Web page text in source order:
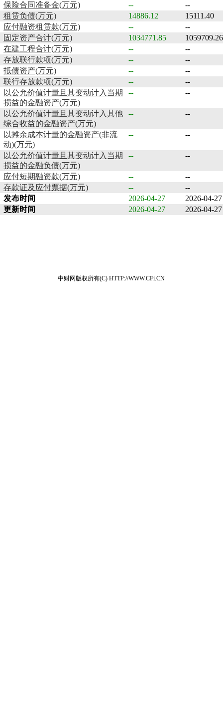
保险合同准备金(万元)
--
--
租赁负债(万元)
14886.12
15111.40
应付融资租赁款(万元)
--
--
固定资产合计(万元)
1034771.85
1059709.26
在建工程合计(万元)
--
--
存放联行款项(万元)
--
--
抵债资产(万元)
--
--
联行存放款项(万元)
--
--
以公允价值计量且其变动计入当期
损益的金融资产(万元)
-- --
以公允价值计量且其变动计入其他
综合收益的金融资产(万元)
-- --
以摊余成本计量的金融资产(非流
动)(万元)
-- --
以公允价值计量且其变动计入当期
损益的金融负债(万元)
-- --
应付短期融资款(万元) --
--
存款证及应付票据(万元)
--
--
发布时间
2026-04-27
2026-04-27
更新时间
2026-04-27 2026-04-27
中财网版权所有(C) HTTP://WWW.CFi.CN